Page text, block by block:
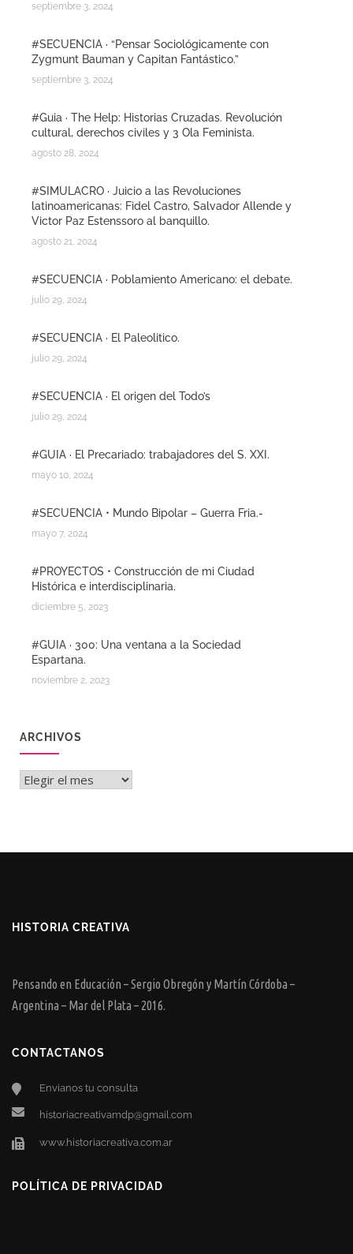
septiembre 3, 2024
#SECUENCIA · “Pensar Sociológicamente con
Zygmunt Bauman y Capitan Fantástico.”
septiembre 3, 2024
#Guia · The Help: Historias Cruzadas. Revolución
cultural, derechos civiles y 3 Ola Feminista.
agosto 28, 2024
#SIMULACRO · Juicio a las Revoluciones
latinoamericanas: Fidel Castro, Salvador Allende y
Victor Paz Estenssoro al banquillo.
agosto 21, 2024
#SECUENCIA · Poblamiento Americano: el debate.
julio 29, 2024
#SECUENCIA · El Paleolitico.
julio 29, 2024
#SECUENCIA · El origen del Todo’s
julio 29, 2024
#GUIA · El Precariado: trabajadores del S. XXI.
mayo 10, 2024
#SECUENCIA • Mundo Bipolar – Guerra Fria.-
mayo 7, 2024
#PROYECTOS • Construcción de mi Ciudad
Histórica e interdisciplinaria.
diciembre 5, 2023
#GUIA · 300: Una ventana a la Sociedad
Espartana.
noviembre 2, 2023
ARCHIVOS
Archivos
HISTORIA CREATIVA
Pensando en Educación – Sergio Obregón y Martín Córdoba –
Argentina – Mar del Plata – 2016.
CONTACTANOS
Envianos tu consulta
historiacreativamdp@gmail.com
www.historiacreativa.com.ar
POLÍTICA DE PRIVACIDAD